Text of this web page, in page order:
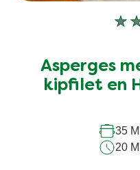
Asperges
kipfilet en
35
20